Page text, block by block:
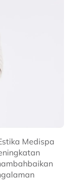
Medispa